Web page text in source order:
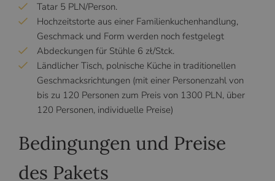
Tatar 5 PLN/Person.
Hochzeitstorte aus einer Familienkuchenhandlung,
Geschmack und Form werden noch festgelegt
Abdeckungen für Stühle 6 zł/Stck.
Ländlicher Tisch, polnische Küche in traditionellen
Geschmacksrichtungen (mit einer Personenzahl von
bis zu 120 Personen zum Preis von 1300 PLN, über
120 Personen, individuelle Preise)
Bedingungen und Preise
des Pakets